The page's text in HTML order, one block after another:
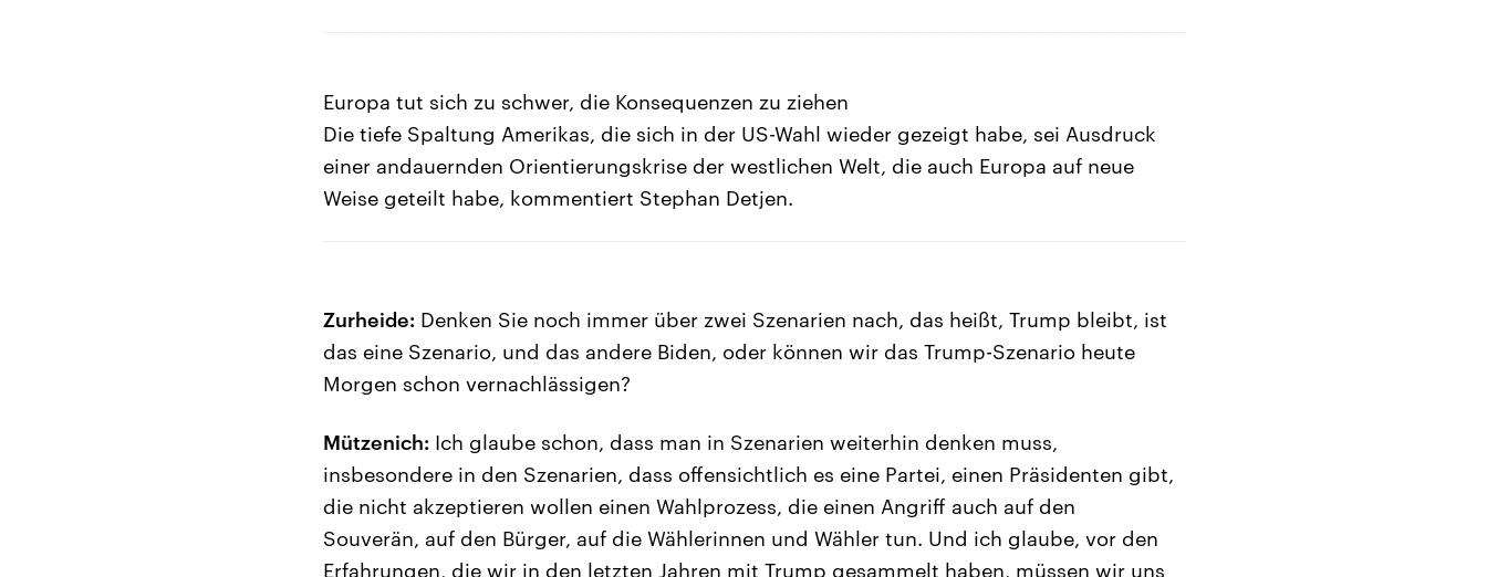
Europa tut sich zu schwer, die Konsequenzen zu ziehen
Die tiefe Spaltung Amerikas, die sich in der US-Wahl wieder gezeigt habe, sei Ausdruck
einer andauernden Orientierungskrise der westlichen Welt, die auch Europa auf neue
Weise geteilt habe, kommentiert Stephan Detjen.
Zurheide: Denken Sie noch immer über zwei Szenarien nach, das heißt, Trump bleibt, ist
das eine Szenario, und das andere Biden, oder können wir das Trump-Szenario heute
Morgen schon vernachlässigen?
Mützenich: Ich glaube schon, dass man in Szenarien weiterhin denken muss,
insbesondere in den Szenarien, dass offensichtlich es eine Partei, einen Präsidenten gibt,
die nicht akzeptieren wollen einen Wahlprozess, die einen Angriff auch auf den
Souverän, auf den Bürger, auf die Wählerinnen und Wähler tun. Und ich glaube, vor den
Erfahrungen, die wir in den letzten Jahren mit Trump gesammelt haben, müssen wir uns